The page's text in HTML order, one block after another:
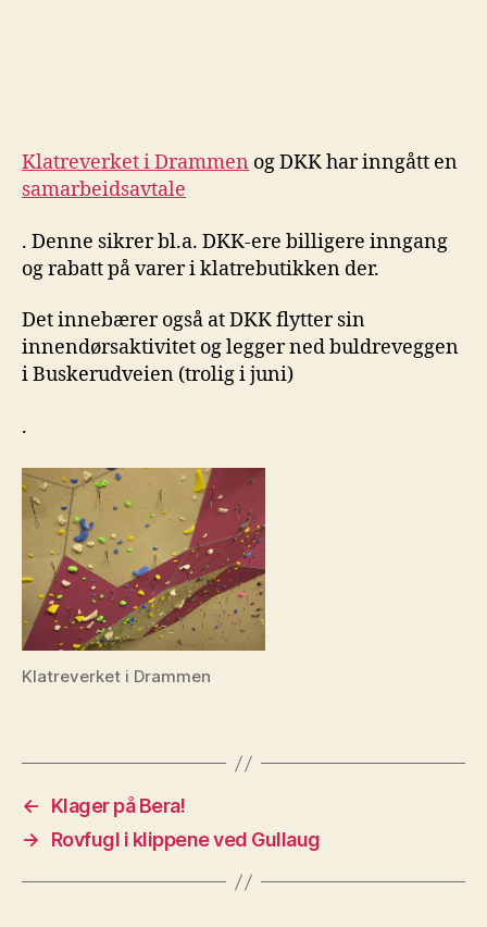
Klatreverket i Drammen og DKK har inngått en
samarbeidsavtale
. Denne sikrer bl.a. DKK-ere billigere inngang
og rabatt på varer i klatrebutikken der.
Det innebærer også at DKK flytter sin
innendørsaktivitet og legger ned buldreveggen
i Buskerudveien (trolig i juni)
.
Klatreverket i Drammen
←
Klager på Bera!
→
Rovfugl i klippene ved Gullaug